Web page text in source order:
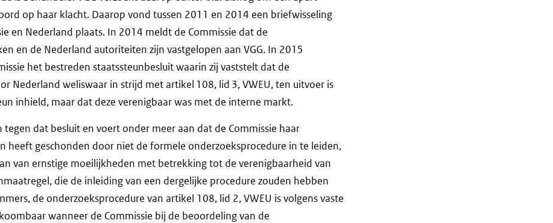
op haar klacht. Daarop vond tussen 2011 en 2014 een briefwisseling
en Nederland plaats. In 2014 meldt de Commissie dat de
en de Nederland autoriteiten zijn vastgelopen aan VGG. In 2015
het bestreden staatssteunbesluit waarin zij vaststelt dat de
Nederland weliswaar in strijd met artikel 108, lid 3, VWEU, ten uitvoer is
inhield, maar dat deze verenigbaar was met de interne markt.
tegen dat besluit en voert onder meer aan dat de Commissie haar
heeft geschonden door niet de formele onderzoeksprocedure in te leiden,
van ernstige moeilijkheden met betrekking tot de verenigbaarheid van
die de inleiding van een dergelijke procedure zouden hebben
de onderzoeksprocedure van artikel 108, lid 2, VWEU is volgens vaste
wanneer de Commissie bij de beoordeling van de